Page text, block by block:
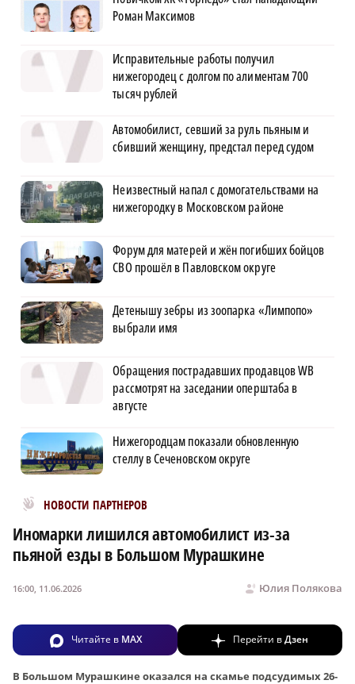
Роман Максимов
Исправительные работы получил
нижегородец с долгом по алиментам 700
тысяч рублей
Автомобилист, севший за руль пьяным и
сбивший женщину, предстал перед судом
Неизвестный напал с домогательствами на
нижегородку в Московском районе
Форум для матерей и жён погибших бойцов
СВО прошёл в Павловском округе
Детенышу зебры из зоопарка «Лимпопо»
выбрали имя
Обращения пострадавших продавцов WB
рассмотрят на заседании оперштаба в
августе
Нижегородцам показали обновленную
стеллу в Сеченовском округе
НОВОСТИ ПАРТНЕРОВ
Новости МирТесен
Иномарки лишился автомобилист из-за
пьяной езды в Большом Мурашкине
Юлия Полякова
16:00, 11.06.2026
Читайте в MAX Перейти вДзен
В Большом Мурашкине оказался на скамье подсудимых 26-